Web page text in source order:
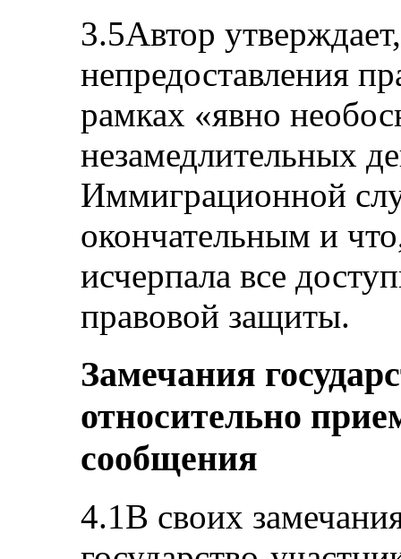
3.5Автор
непредоставления
рамках «явно
незамедлительных
Иммиграционной
окончательным и
исчерпала все
правовой защиты.
Замечания
относительно
сообщения
4.1В своих